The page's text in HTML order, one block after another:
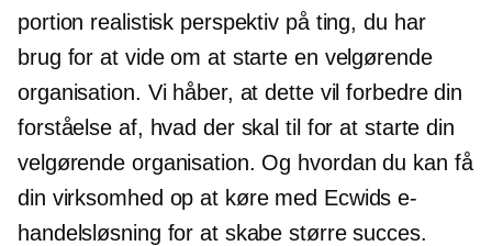
portion realistisk perspektiv på ting, du har
brug for at vide om at starte en velgørende
organisation. Vi håber, at dette vil forbedre din
forståelse af, hvad der skal til for at starte din
velgørende organisation. Og hvordan du kan få
din virksomhed op at køre med Ecwids e-
handelsløsning for at skabe større succes.